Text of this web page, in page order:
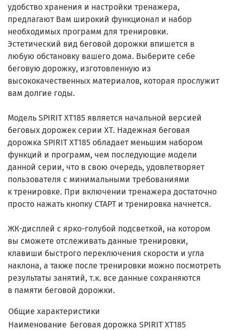
удобство хранения и настройки тренажера,
предлагают Вам широкий функционал и набор
необходимых программ для тренировки.
Эстетический вид беговой дорожки впишется в
любую обстановку вашего дома. Выберите себе
беговую дорожку, изготовленную из
высококачественных материалов, которая прослужит
вам долгие годы.
Модель SPIRIT ХТ185 является начальной версией
беговых дорожек серии ХТ. Надежная беговая
дорожка SPIRIT XT185 обладает меньшим набором
функций и программ, чем последующие модели
данной серии, что в свою очередь, удовлетворяет
пользователя с минимальными требованиями
к тренировке. При включении тренажера достаточно
просто нажать кнопку СТАРТ и тренировка начнется.
ЖК-дисплей с ярко-голубой подсветкой, на котором
вы сможете отслеживать данные тренировки,
клавиши быстрого переключения скорости и угла
наклона, а также после тренировки можно посмотреть
результаты занятий, т.к. все данные сохраняются
в памяти беговой дорожки.
Общие характеристики
Наименование Беговая дорожка SPIRIT XT185